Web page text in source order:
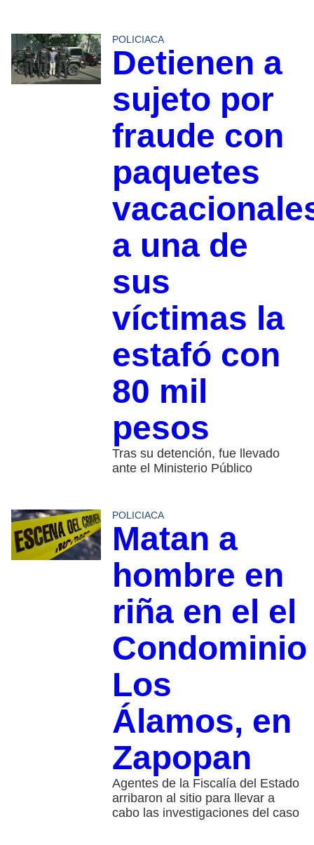
POLICIACA
Detienen a
sujeto por
fraude con
paquetes
a una de
sus
víctimas la
estafó con
80 mil
pesos
Tras su detención, fue llevado
ante el Ministerio Público
POLICIACA
Matan a
hombre en
riña en el el
Condominio
Los
Álamos, en
Zapopan
Agentes de la Fiscalía del Estado
arribaron al sitio para llevar a
cabo las investigaciones del caso